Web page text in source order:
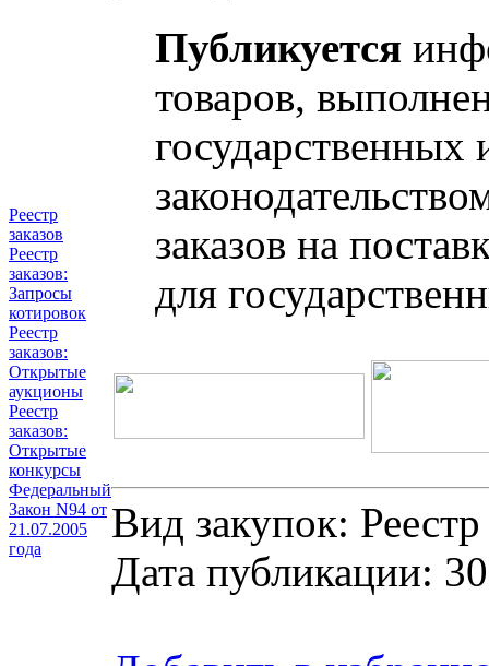
Реестр
заказов
Реестр
заказов:
Запросы
котировок
Реестр
заказов:
Открытые
аукционы
Реестр
заказов:
Открытые
конкурсы
Федеральный
Закон N94 от
21.07.2005
года
Публикуется
товаров,
заказов на
для
Вид закупок:
Дата публикации: